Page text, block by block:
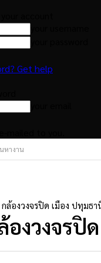
Get help
หางาน
ล้องวงจรปิด เมือง ปทุมธา
องวงจรปิ